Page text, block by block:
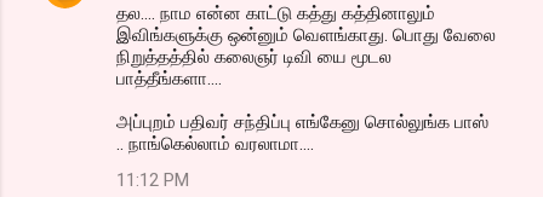
தல.... நாம என்ன காட்டு கத்து கத்தினாலும்
இவிங்களுக்கு ஒன்னும் வெளங்காது. பொது வேலை
நிறுத்தத்தில் கலைஞர் டிவி யை மூடல
பாத்தீங்களா....
அப்புறம் பதிவர் சந்திப்பு எங்கேனு சொல்லுங்க பாஸ்
.. நாங்கெல்லாம் வரலாமா....
11:12 PM